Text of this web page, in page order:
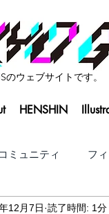
ウェブサイトです。
HENSHIN
コミュニティ フ
12月7日 読了時間: 1分